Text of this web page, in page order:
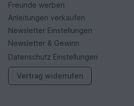
Freunde werben
Anleitungen verkaufen
Newsletter Einstellungen
Newsletter & Gewinn
Datenschutz Einstellungen
Vertrag widerrufen